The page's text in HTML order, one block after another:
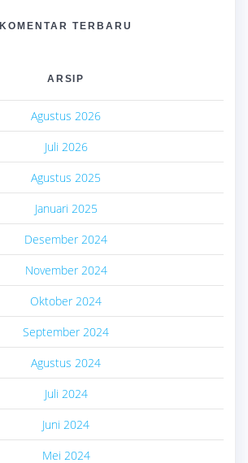
KOMENTAR TERBARU
ARSIP
Agustus 2026
Juli 2026
Agustus 2025
Januari 2025
Desember 2024
November 2024
Oktober 2024
September 2024
Agustus 2024
Juli 2024
Juni 2024
Mei 2024